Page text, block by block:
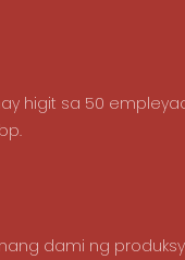
higit sa 50
dami ng